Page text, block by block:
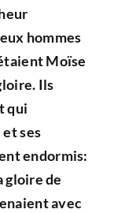
hommes
Moïse
Ils
qui
ses
endormis:
gloire de
avec